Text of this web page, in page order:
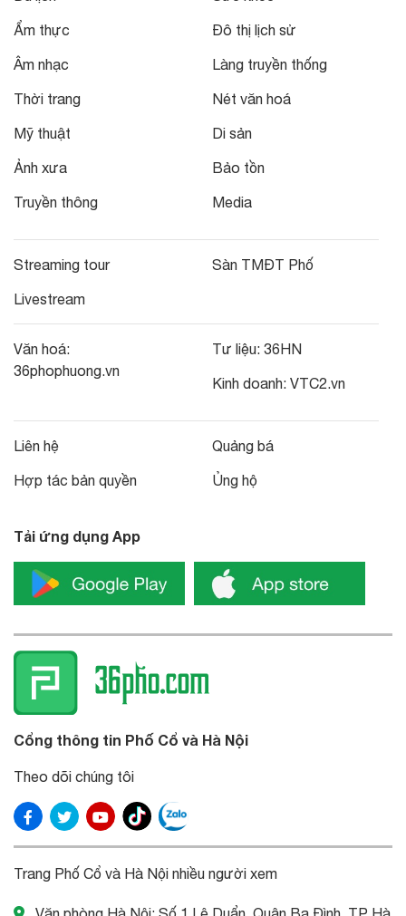
Ẩm thực
Âm nhạc
Thời trang
Mỹ thuật
Ảnh xưa
Truyền thông
Đô thị lịch sử
Làng truyền thống
Nét văn hoá
Di sản
Bảo tồn
Media
Streaming tour
Livestream
Sàn TMĐT Phố
Văn hoá:
36phophuong.vn
Tư liệu: 36HN
Kinh doanh: VTC2.vn
Liên hệ
Hợp tác bản quyền
Quảng bá
Ủng hộ
Tải ứng dụng App
Cổng thông tin Phố Cổ và Hà Nội
Theo dõi chúng tôi
Trang Phố Cổ và Hà Nội nhiều người xem